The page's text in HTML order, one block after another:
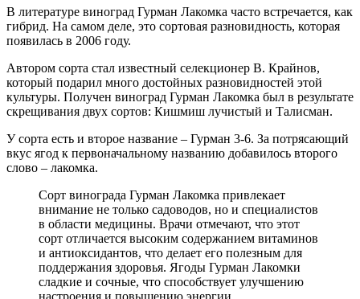
В литературе виноград Гурман Лакомка часто встречается, как
гибрид. На самом деле, это сортовая разновидность, которая
появилась в 2006 году.
Автором сорта стал известный селекционер В. Крайнов,
который подарил много достойных разновидностей этой
культуры. Получен виноград Гурман Лакомка был в результате
скрещивания двух сортов: Кишмиш лучистый и Талисман.
У сорта есть и второе название – Гурман 3-6. За потрясающий
вкус ягод к первоначальному названию добавилось второго
слово – лакомка.
Сорт винограда Гурман Лакомка привлекает
внимание не только садоводов, но и специалистов
в области медицины. Врачи отмечают, что этот
сорт отличается высоким содержанием витаминов
и антиоксидантов, что делает его полезным для
поддержания здоровья. Ягоды Гурман Лакомки
сладкие и сочные, что способствует улучшению
настроения и повышению энергии.